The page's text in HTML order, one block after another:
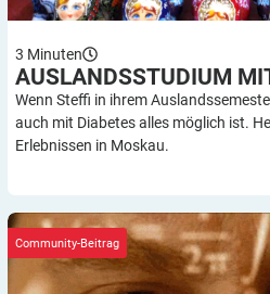
3 Minuten
AUSLANDSSTUDIUM
Wenn Steffi in ihrem
auch mit Diabetes alles möglich ist.
Erlebnissen in Moskau.
5 Unterschiede zwischen
Community-Beitrag